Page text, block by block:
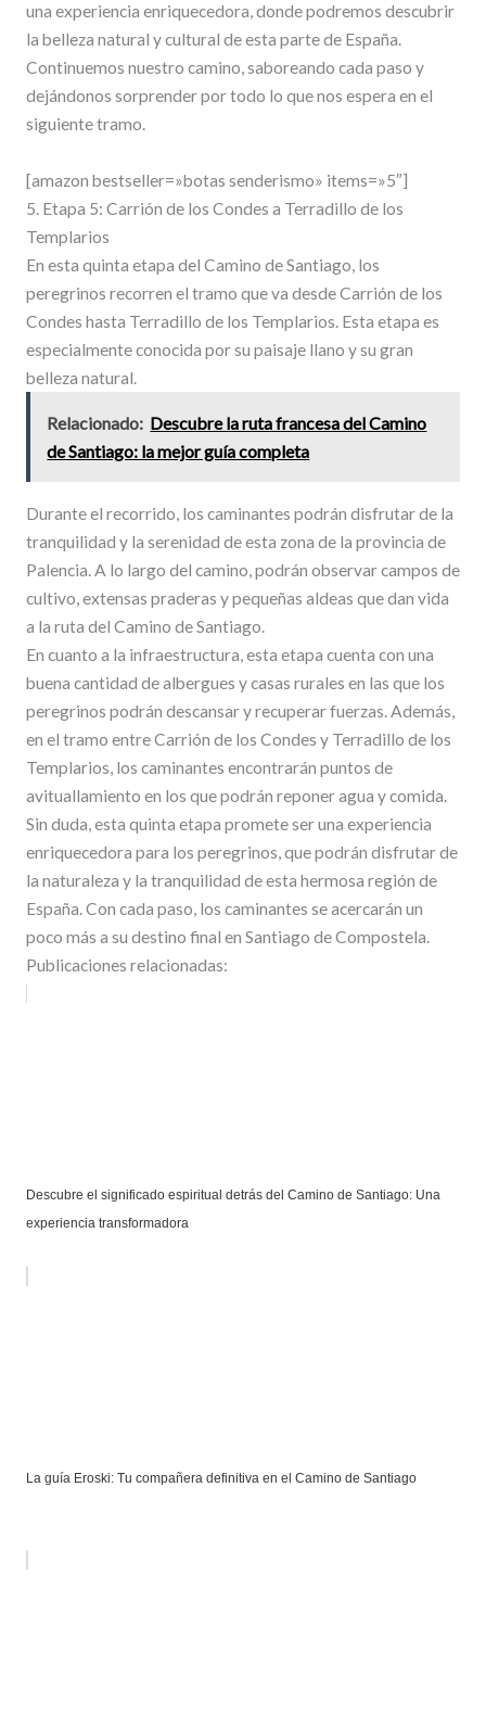
una experiencia enriquecedora, donde podremos descubrir
la belleza natural y cultural de esta parte de España.
Continuemos nuestro camino, saboreando cada paso y
dejándonos sorprender por todo lo que nos espera en el
siguiente tramo.
[amazon bestseller=»botas senderismo» items=»5″]
5. Etapa 5: Carrión de los Condes a Terradillo de los
Templarios
En esta quinta etapa del Camino de Santiago, los
peregrinos recorren el tramo que va desde Carrión de los
Condes hasta Terradillo de los Templarios. Esta etapa es
especialmente conocida por su paisaje llano y su gran
belleza natural.
Relacionado: Descubre la ruta francesa del Camino
de Santiago: la mejor guía completa
Durante el recorrido, los caminantes podrán disfrutar de la
tranquilidad y la serenidad de esta zona de la provincia de
Palencia. A lo largo del camino, podrán observar campos de
cultivo, extensas praderas y pequeñas aldeas que dan vida
a la ruta del Camino de Santiago.
En cuanto a la infraestructura, esta etapa cuenta con una
buena cantidad de albergues y casas rurales en las que los
peregrinos podrán descansar y recuperar fuerzas. Además,
en el tramo entre Carrión de los Condes y Terradillo de los
Templarios, los caminantes encontrarán puntos de
avituallamiento en los que podrán reponer agua y comida.
Sin duda, esta quinta etapa promete ser una experiencia
enriquecedora para los peregrinos, que podrán disfrutar de
la naturaleza y la tranquilidad de esta hermosa región de
España. Con cada paso, los caminantes se acercarán un
poco más a su destino final en Santiago de Compostela.
Publicaciones relacionadas:
Descubre el significado espiritual detrás del Camino de Santiago: Una
experiencia transformadora
La guía Eroski: Tu compañera definitiva en el Camino de Santiago